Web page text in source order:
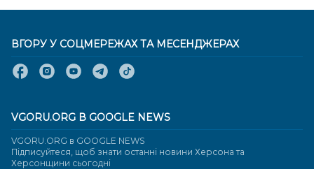
ВГОРУ У СОЦМЕРЕЖАХ ТА МЕСЕНДЖЕРАХ
VGORU.ORG В GOOGLE NEWS
VGORU.ORG в GOOGLE NEWS
Підписуйтеся, щоб знати останні новини Херсона та
Херсонщини сьогодні